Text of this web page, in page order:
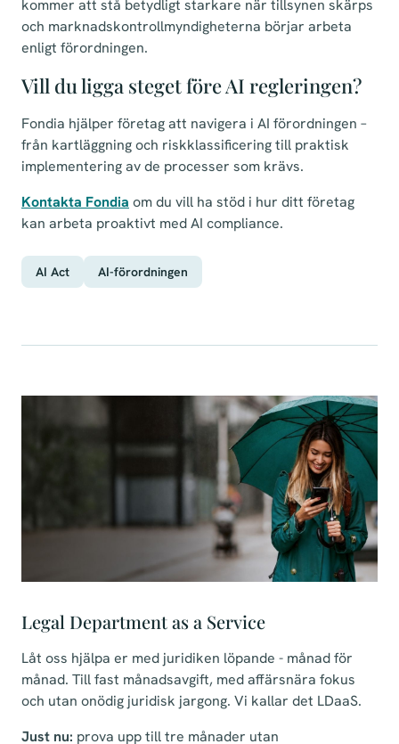
kommer att stå betydligt starkare när tillsynen skärps
och marknadskontrollmyndigheterna börjar arbeta
enligt förordningen.
Vill du ligga steget före AI regleringen?
Fondia hjälper företag att navigera i AI förordningen –
från kartläggning och riskklassificering till praktisk
implementering av de processer som krävs.
Kontakta Fondia om du vill ha stöd i hur ditt företag
kan arbeta proaktivt med AI compliance.
AI Act AI-förordningen
Legal Department as a Service
Låt oss hjälpa er med juridiken löpande - månad för
månad. Till fast månadsavgift, med affärsnära fokus
och utan onödig juridisk jargong. Vi kallar det LDaaS.
Just nu: prova upp till tre månader utan